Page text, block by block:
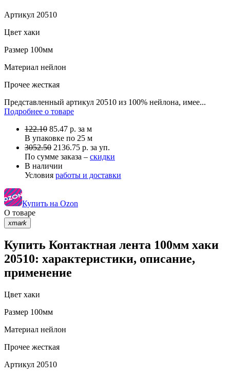
Артикул 20510
Цвет хаки
Размер 100мм
Материал нейлон
Прочее жесткая
Представленный артикул 20510 из 100% нейлона, имее...
Подробнее о товаре
122.10 85.47 р. за м
В упаковке по 25 м
3052.50 2136.75 р. за уп.
По сумме заказа – скидки
В наличии
Условия работы и доставки
Купить на Ozon
О товаре
xmark
Купить Контактная лента 100мм хаки
20510: характеристики, описание,
применение
Цвет хаки
Размер 100мм
Материал нейлон
Прочее жесткая
Артикул 20510